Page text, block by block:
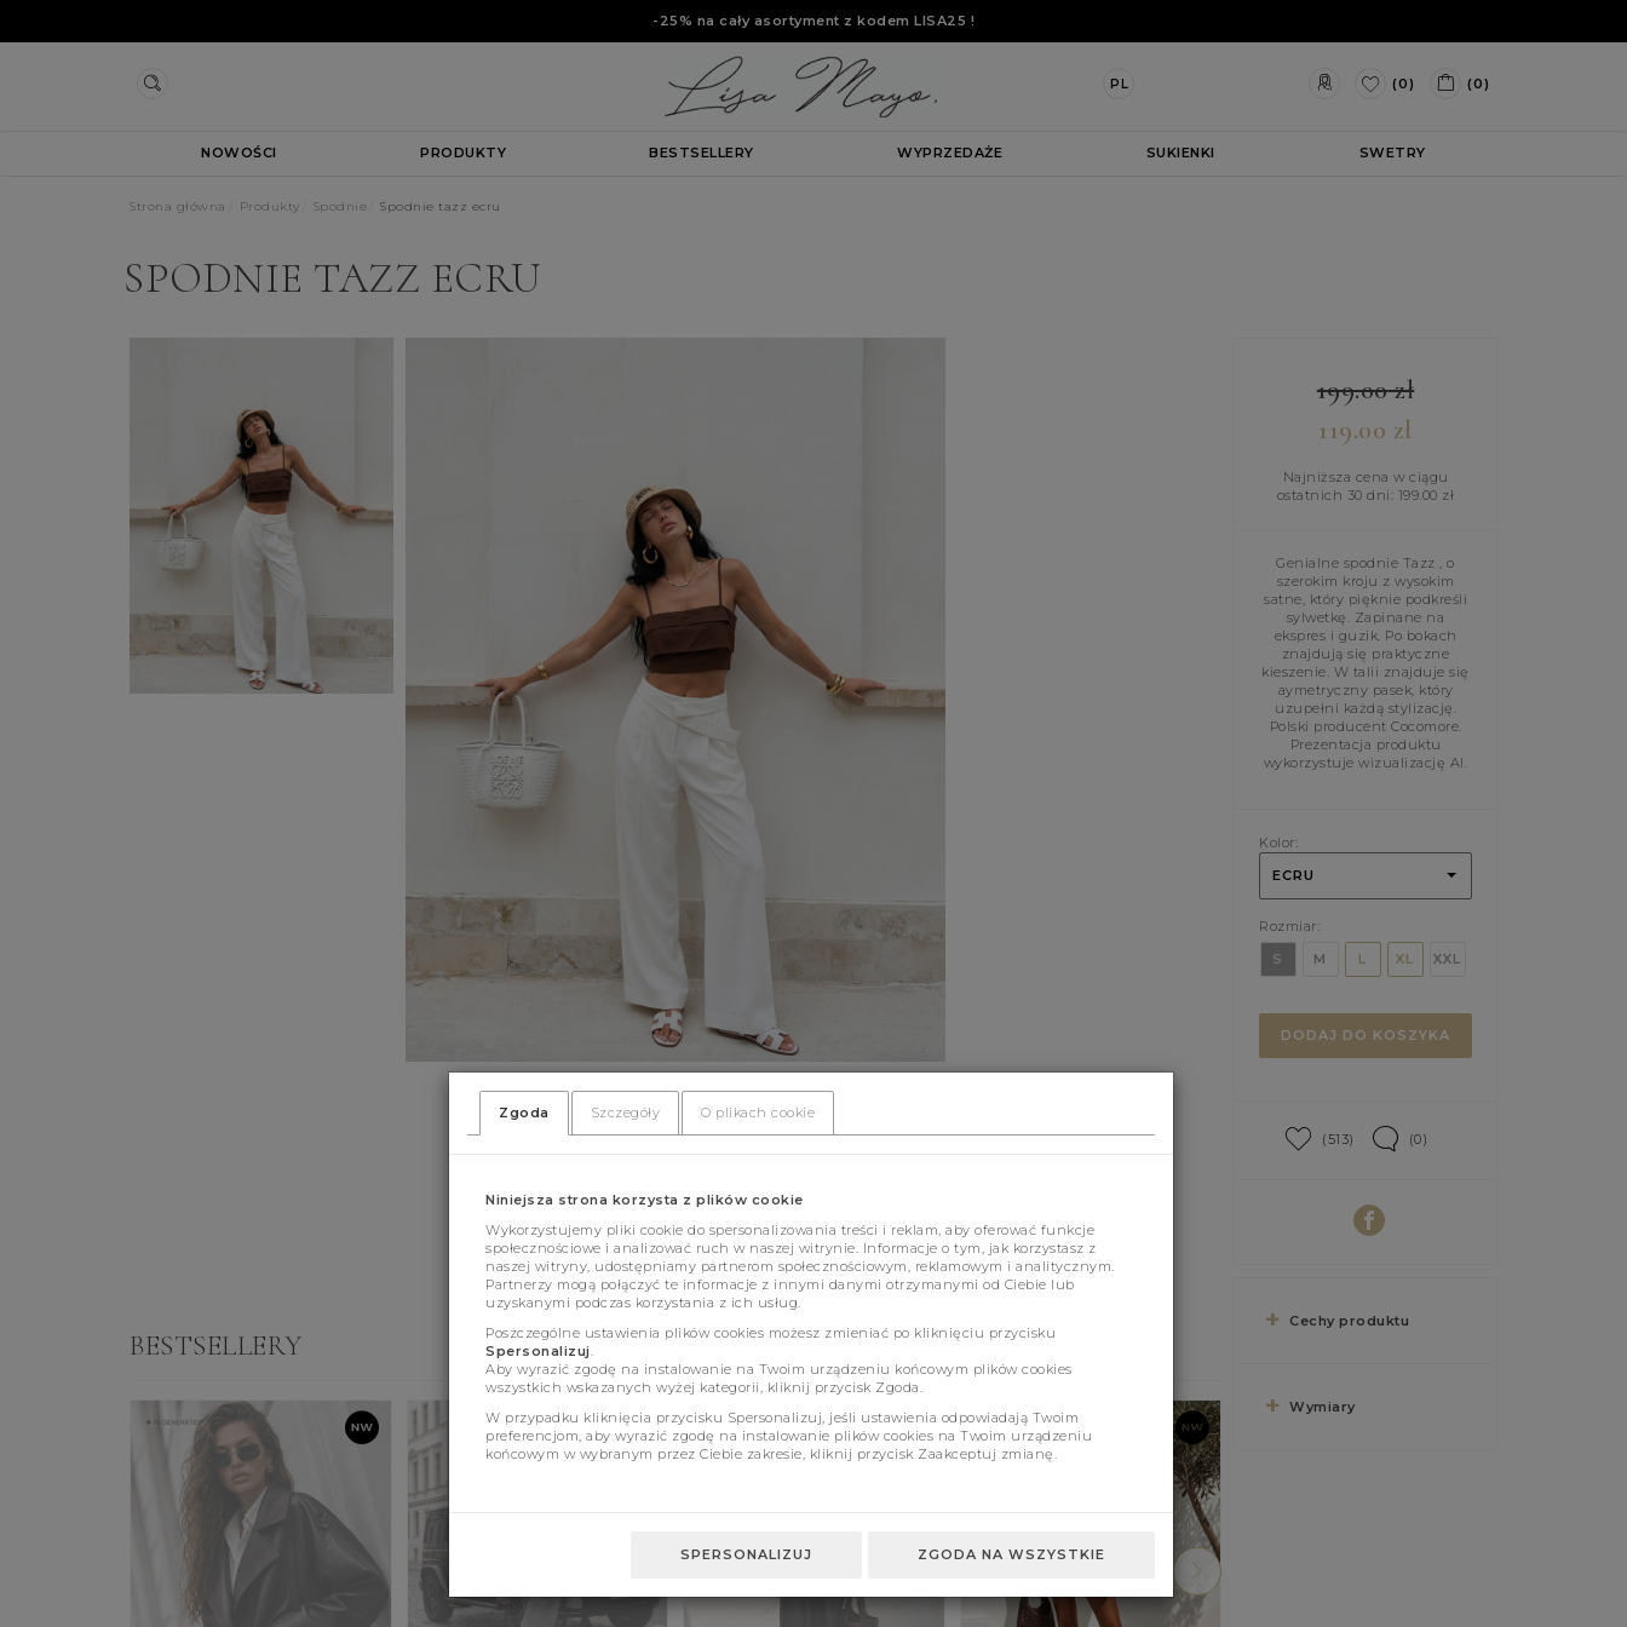
-25% na cały asortyment z kodem LISA25 !
PL (0) (0)
NOWOŚCI PRODUKTY BESTSELLERY WYPRZEDAŻE SUKIENKI SWETRY
Strona główna Produkty Spodnie Spodnie tazz ecru
SPODNIE TAZZ ECRU
199.00zł
119.00 zł
Najniższa cena w ciągu
ostatnich 30 dni: 199.00 zł
Genialne spodnie Tazz , o
szerokim kroju z wysokim
satne, który pięknie podkreśli
sylwetkę. Zapinane na
ekspres i guzik. Po bokach
znajdują się praktyczne
kieszenie. W talii znajduje się
aymetryczny pasek, który
uzupełni każdą stylizację.
Polski producent Cocomore.
Prezentacja produktu
wykorzystuje wizualizację AI.
Kolor:
ECRU
Rozmiar:
S
M L XL XXL
DODAJ DO KOSZYKA
(513) (0)
Cechy produktu
Wymiary
BESTSELLERY
Zgoda Szczegóły O plikach cookie
Niniejsza strona korzysta z plików cookie
Wykorzystujemy pliki cookie do spersonalizowania treści i reklam, aby oferować funkcje
społecznościowe i analizować ruch w naszej witrynie. Informacje o tym, jak korzystasz z
naszej witryny, udostępniamy partnerom społecznościowym, reklamowym i analitycznym.
Partnerzy mogą połączyć te informacje z innymi danymi otrzymanymi od Ciebie lub
uzyskanymi podczas korzystania z ich usług.
Poszczególne ustawienia plików cookies możesz zmieniać po kliknięciu przycisku
Spersonalizuj
Aby wyrazić zgodę na instalowanie na Twoim urządzeniu końcowym plików cookies
wszystkich wskazanych wyżej kategorii, kliknij przycisk Zgoda.
W przypadku kliknięcia przycisku Spersonalizuj, jeśli ustawienia odpowiadają Twoim
preferencjom, aby wyrazić zgodę na instalowanie plików cookies na Twoim urządzeniu
końcowym w wybranym przez Ciebie zakresie, kliknij przycisk Zaakceptuj zmianę.
SPERSONALIZUJ ZGODA NA WSZYSTKIE